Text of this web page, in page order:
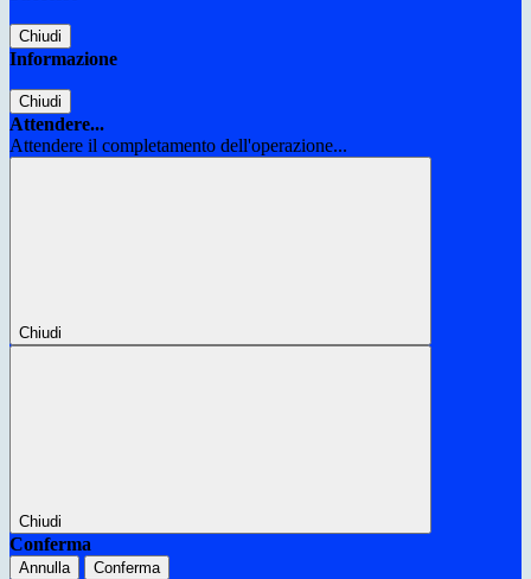
Chiudi
Informazione
Chiudi
Attendere...
Attendere il completamento dell'operazione...
Chiudi
Chiudi
Conferma
Annulla Conferma